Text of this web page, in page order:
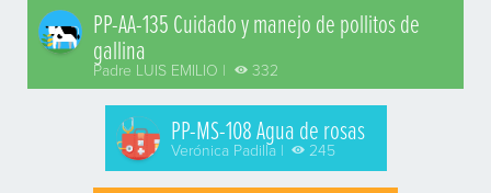
PP-AA-135 Cuidado y manejo de pollitos de
gallina
Padre LUIS EMILIO | 332
PP-MS-108 Agua de rosas
Verónica Padilla | 245